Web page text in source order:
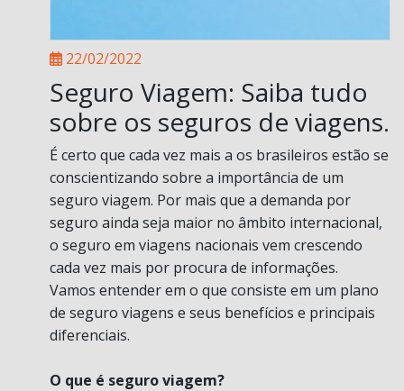
22/02/2022
Seguro Viagem: Saiba tudo
sobre os seguros de viagens.
É certo que cada vez mais a os brasileiros estão se
conscientizando sobre a importância de um
seguro viagem. Por mais que a demanda por
seguro ainda seja maior no âmbito internacional,
o seguro em viagens nacionais vem crescendo
cada vez mais por procura de informações.
Vamos entender em o que consiste em um plano
de seguro viagens e seus benefícios e principais
diferenciais.
O que é seguro viagem?